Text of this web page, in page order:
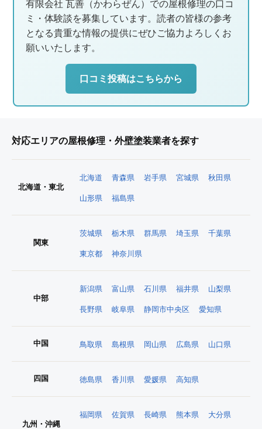
有限会社 瓦善（かわらぜん）での屋根修理の口コ
ミ・体験談を募集しています。読者の皆様の参考
となる貴重な情報の提供にぜひご協力よろしくお
願いいたします。
口コミ投稿はこちらから
対応エリアの屋根修理・外壁塗装業者を探す
北海道・東北
北海道 青森県 岩手県 宮城県 秋田県
山形県 福島県
関東
茨城県 栃木県 群馬県 埼玉県 千葉県
東京都 神奈川県
中部
新潟県 富山県 石川県 福井県 山梨県
長野県 岐阜県 静岡市中央区 愛知県
中国 鳥取県 島根県 岡山県 広島県 山口県
四国 徳島県 香川県 愛媛県 高知県
九州・沖縄
福岡県 佐賀県 長崎県 熊本県 大分県